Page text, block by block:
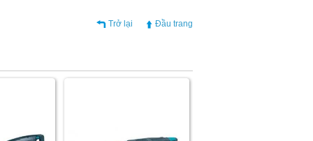
Trở lại Đầu trang